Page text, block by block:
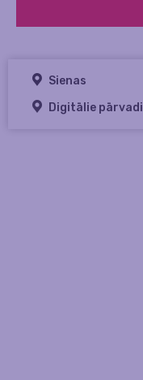
Sienas
Digitālie pārvadi